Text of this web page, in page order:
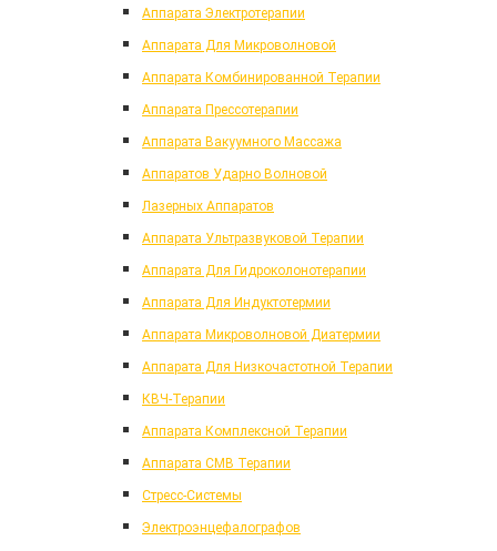
Аппарата Электротерапии
Аппарата Для Микроволновой
Аппарата Комбинированной Терапии
Аппарата Прессотерапии
Аппарата Вакуумного Массажа
Аппаратов Ударно Волновой
Лазерных Аппаратов
Аппарата Ультразвуковой Терапии
Аппарата Для Гидроколонотерапии
Аппарата Для Индуктотермии
Аппарата Микроволновой Диатермии
Аппарата Для Низкочастотной Терапии
КВЧ-Терапии
Аппарата Комплексной Терапии
Аппарата СМВ Терапии
Стресс-Системы
Электроэнцефалографов